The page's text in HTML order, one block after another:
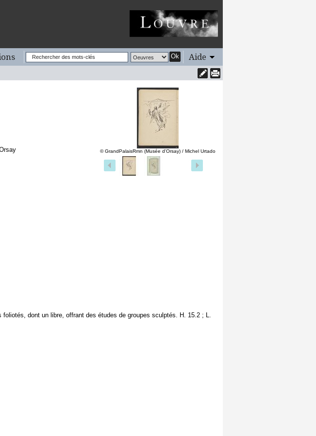
Ok Aide
© GrandPalaisRmn (Musée d'Orsay) / Michel Urtado
dont un libre, offrant des études de groupes sculptés. H. 15.2 ; L.